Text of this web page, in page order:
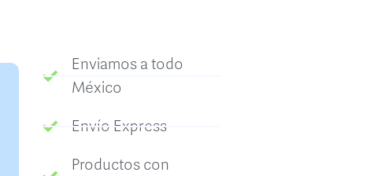
Enviamos a todo
México
Envío Express
Productos con